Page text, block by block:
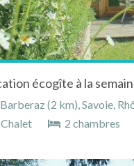
Barberaz (2 km), Savoie,
Chalet
2 chambres